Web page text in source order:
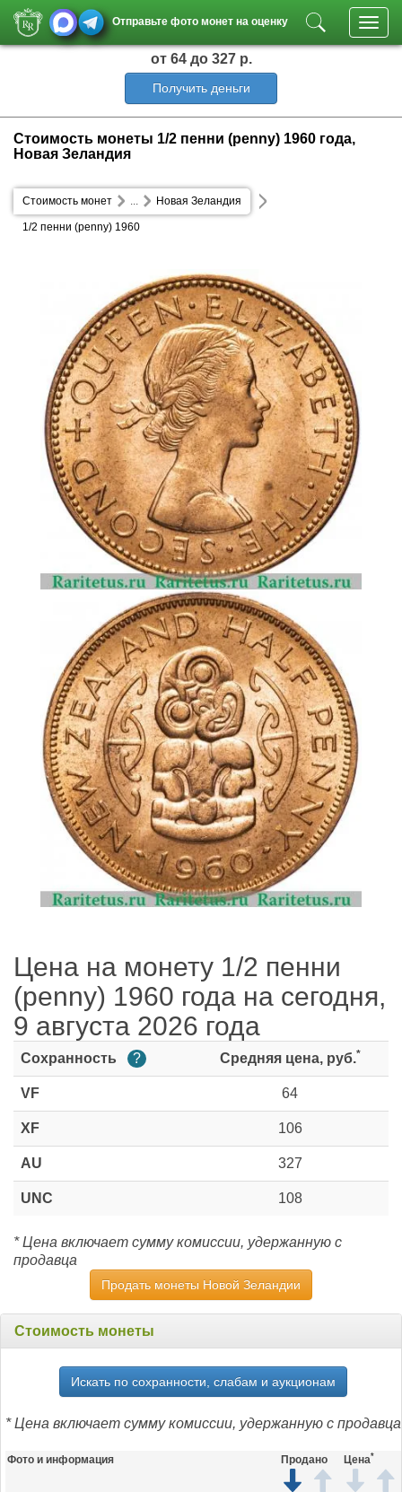
Отправьте фото монет на оценку
от 64 до 327 р.
Получить деньги
Стоимость монеты 1/2 пенни (penny) 1960 года,
Новая Зеландия
Стоимость монет Новая Зеландия
...
1/2 пенни (penny) 1960
Цена на монету 1/2 пенни
(penny) 1960 года на сегодня,
9 августа 2026 года
Сохранность ? Средняя цена, руб.*
VF 64
XF 106
AU 327
UNC 108
* Цена включает сумму комиссии, удержанную с
продавца
Продать монеты Новой Зеландии
Стоимость монеты
Искать по сохранности, слабам и аукционам
* Цена включает сумму комиссии, удержанную с продавца
Фото и информация Продано Цена*